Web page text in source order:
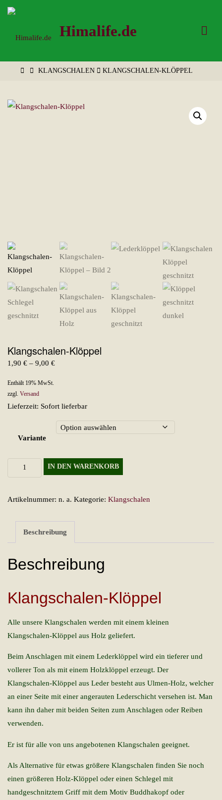
Zum
Himalife.de
START
KLANGSCHALEN KLANGSCHALEN-KLÖPPEL
Klangschalen-Klöppel
1,90€ –9,00€Preisspanne:
9,00 €
Enthält 19% MwSt.
zzgl.Versand
Lieferzeit: Sofort lieferbar
Variante
Klangschalen-IN DEN WARENKORB
Artikelnummer:n. a. Kategorie:Klangschalen
Beschreibung
Beschreibung
Klangschalen-Klöppel
Alle unsere Klangschalen werden mit einem kleinen
Klangschalen-Klöppel aus Holz geliefert.
Beim Anschlagen mit einem Lederklöppel wird ein tieferer und
vollerer Ton als mit einem Holzklöppel erzeugt. Der
Klangschalen-Klöppel aus Leder besteht aus Ulmen-Holz, welcher
an einer Seite mit einer angerauten Lederschicht versehen ist. Man
kann ihn daher mit beiden Seiten zum Anschlagen oder Reiben
verwenden.
Er ist für alle von uns angebotenen Klangschalen geeignet.
Als Alternative für etwas größere Klangschalen finden Sie noch
einen größeren Holz-Klöppel oder einen Schlegel mit
handgeschnitztem Griff mit dem Motiv Buddhakopf oder